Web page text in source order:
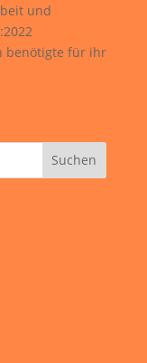
und
benötigte für ihr